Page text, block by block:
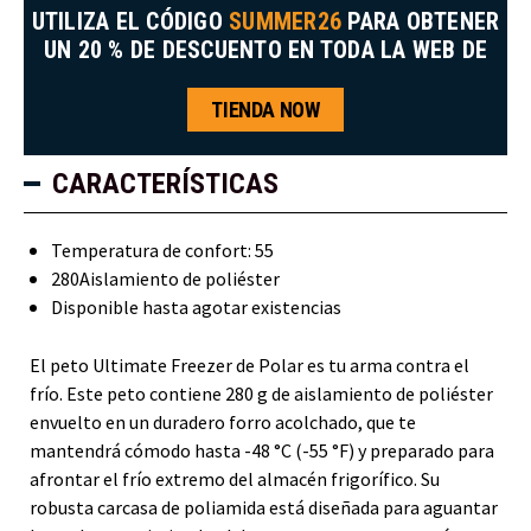
UTILIZA EL CÓDIGO SUMMER26 PARA OBTENER
UN 20 % DE DESCUENTO EN TODA LA WEB DE
TIENDA NOW
CARACTERÍSTICAS
Temperatura de confort: 55
280Aislamiento de poliéster
Disponible hasta agotar existencias
El peto Ultimate Freezer de Polar es tu arma contra el
frío. Este peto contiene 280 g de aislamiento de poliéster
envuelto en un duradero forro acolchado, que te
mantendrá cómodo hasta -48 °C (-55 °F) y preparado para
afrontar el frío extremo del almacén frigorífico. Su
robusta carcasa de poliamida está diseñada para aguantar